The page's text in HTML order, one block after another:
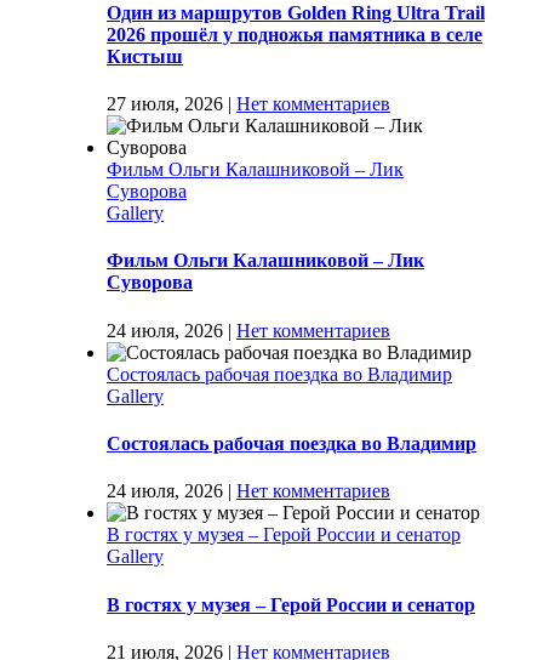
Один из маршрутов Golden Ring Ultra Trail
2026 прошёл у подножья памятника в селе
Кистыш
27 июля, 2026 | Нет комментариев
Фильм Ольги Калашниковой – Лик
Суворова
Gallery
Фильм Ольги Калашниковой – Лик
Суворова
24 июля, 2026 | Нет комментариев
Состоялась рабочая поездка во Владимир
Gallery
Состоялась рабочая поездка во Владимир
24 июля, 2026 | Нет комментариев
В гостях у музея – Герой России и сенатор
Gallery
В гостях у музея – Герой России и сенатор
21 июля, 2026 | Нет комментариев